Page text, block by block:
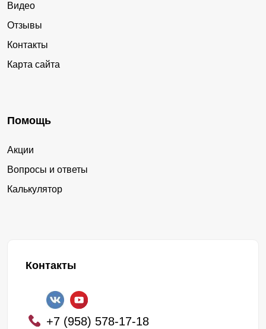
Видео
Отзывы
Контакты
Карта сайта
Помощь
Акции
Вопросы и ответы
Калькулятор
Контакты
+7 (958) 578-17-18